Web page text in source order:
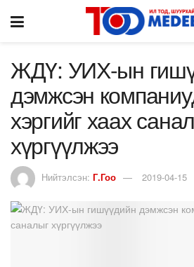
ЖДҮ: УИХ-ын
дэмжсэн
хэргийг хаах
хүргүүлжээ
Нийтэлсэн: Г.Гоо 2019-04-15